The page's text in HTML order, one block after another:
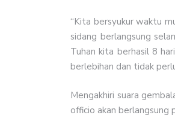
“Kita bersyukur waktu
sidang berlangsung
Tuhan kita berhasil 8
berlebihan dan tidak
Mengakhiri suara
officio akan berlangsung